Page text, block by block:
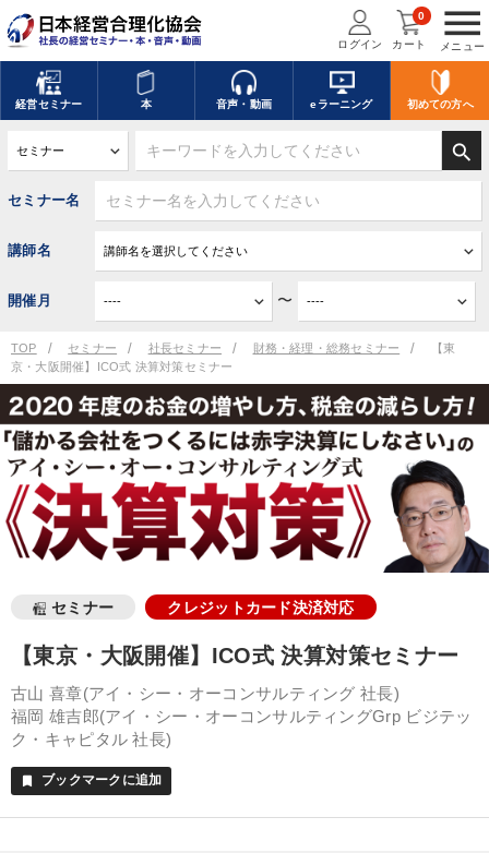
menu
メニュー
ログイン カート
0
経営セミナー 本 音声・動画 eラーニング 初めての方へ
search
セミナー名
講師名
開催月 〜
TOP セミナー 社長セミナー 財務・経理・総務セミナー
【東
京・大阪開催】ICO式 決算対策セミナー
セミナー クレジットカード決済対応
【東京・大阪開催】ICO式 決算対策セミナー
古山 喜章(アイ・シー・オーコンサルティング 社長)
福岡 雄吉郎(アイ・シー・オーコンサルティングGrp ビジテッ
ク・キャピタル 社長)
bookmark ブックマークに追加